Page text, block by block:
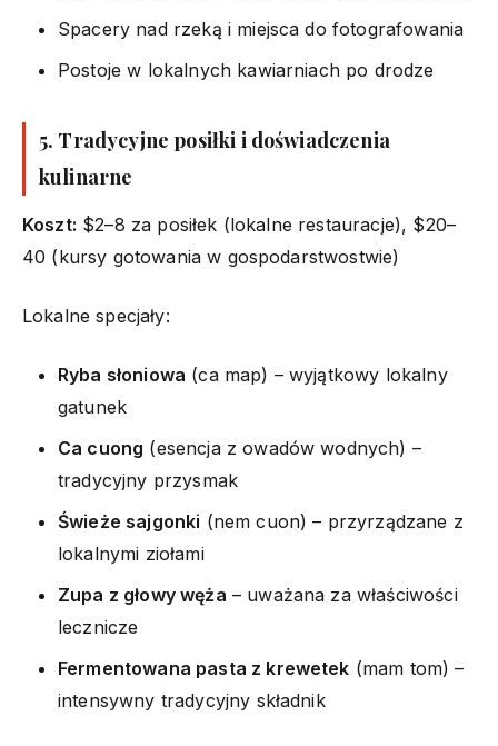
Spacery nad rzeką i miejsca do fotografowania
Postoje w lokalnych kawiarniach po drodze
5. Tradycyjne posiłki i doświadczenia
kulinarne
Koszt: $2–8 za posiłek (lokalne restauracje), $20–
40 (kursy gotowania w gospodarstwostwie)
Lokalne specjały:
Ryba słoniowa (ca map) – wyjątkowy lokalny
gatunek
Ca cuong (esencja z owadów wodnych) –
tradycyjny przysmak
Świeże sajgonki (nem cuon) – przyrządzane z
lokalnymi ziołami
Zupa z głowy węża – uważana za właściwości
lecznicze
Fermentowana pasta z krewetek (mam tom) –
intensywny tradycyjny składnik